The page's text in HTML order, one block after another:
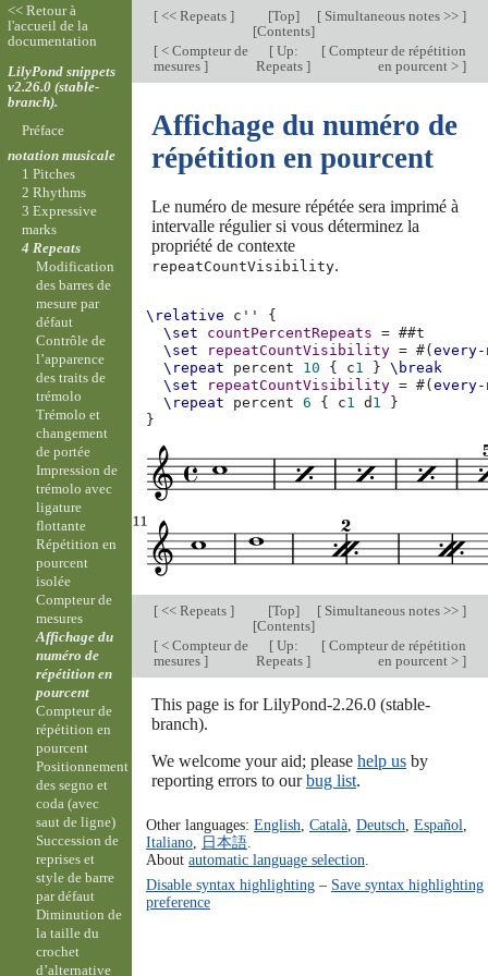
[<< Repeats ] [Top]
[Contents]
[Simultaneous notes >> ]
[< Compteur de
mesures ]
[Up:
Repeats]
[Compteur de répétition
en pourcent > ]
Affichage du numéro de
répétition en pourcent
Le numéro de mesure répétée sera imprimé à
intervalle régulier si vous déterminez la
propriété de contexte
repeatCountVisibility.
\relative c''
{
\set
countPercentRepeats = ##t
\set
repeatCountVisibility = #(
\repeat
percent 10 { c1 }
\break
\set
repeatCountVisibility = #(
\repeat
percent 6 { c1 d 1
}
}
[<< Repeats ] [Top]
[Contents]
[Simultaneous notes >> ]
[< Compteur de
mesures ]
[Up:
Repeats]
[Compteur de répétition
en pourcent > ]
This page is for LilyPond-2.26.0 (stable-
branch).
We welcome your aid; please help usby
reporting errors to ourbug list.
Other languages: English Català, Deutsch Español
Italiano, 日本語.
About automatic language selection
Disable syntax highlighting– Save syntax highlighting
preference
<< Retour à
l'accueil de la
documentation
LilyPond snippets
v2.26.0 (stable-
branch).
Préface
notation musicale
1 Pitches
2 Rhythms
3 Expressive
marks
4 Repeats
Modification
des barres de
mesure par
défaut
Contrôle de
l’apparence
des traits de
trémolo
Trémolo et
changement
de portée
Impression de
trémolo avec
ligature
flottante
Répétition en
pourcent
isolée
Compteur de
mesures
Affichage du
numéro de
répétition en
pourcent
Compteur de
répétition en
pourcent
Positionnement
des segno et
coda (avec
saut de ligne)
Succession de
reprises et
style de barre
par défaut
Diminution de
la taille du
crochet
d’alternative